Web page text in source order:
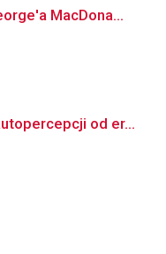
MacDona...
od er...